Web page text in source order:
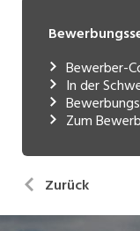
Bewerber-
In der
Zum
Zurück